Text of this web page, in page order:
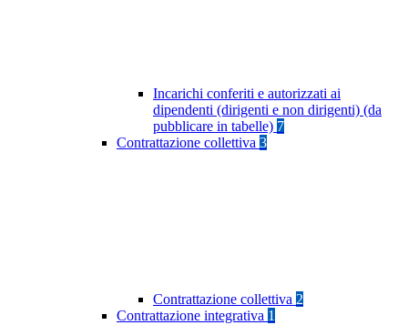
Incarichi conferiti e autorizzati ai
dipendenti (dirigenti e non dirigenti) (da
pubblicare in tabelle) 7
Contrattazione collettiva 3
Contrattazione collettiva 2
Contrattazione integrativa 1